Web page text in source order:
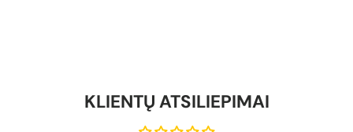
KLIENTŲ ATSILIEPIMAI